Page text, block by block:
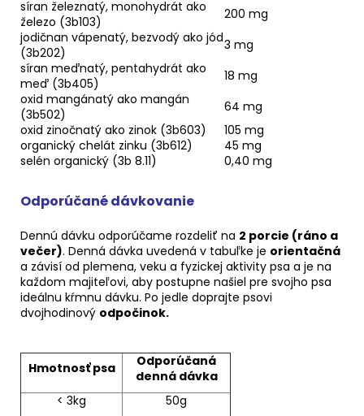
síran železnatý, monohydrát ako
železo (3b103)
200 mg
jodičnan vápenatý, bezvodý ako jód
(3b202)
3 mg
síran meďnatý, pentahydrát ako
meď (3b405)
18 mg
oxid mangánatý ako mangán
(3b502)
64 mg
oxid zinočnatý ako zinok (3b603)
105 mg
organický chelát zinku (3b612)
45 mg
selén organický (3b 8.11)
0,40 mg
Odporúčané dávkovanie
Dennú dávku odporúčame rozdeliť na 2 porcie (ráno a
večer). Denná dávka uvedená v tabuľke je orientačná
a závisí od plemena, veku a fyzickej aktivity psa a je na
každom majiteľovi, aby postupne našiel pre svojho psa
ideálnu kŕmnu dávku. Po jedle doprajte psovi
dvojhodinový odpočinok.
Hmotnosť psa
Odporúčaná
denná dávka
< 3kg
50g